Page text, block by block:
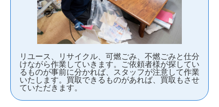
リユース、リサイクル、可燃ごみ、不燃ごみと仕分
けながら作業していきます。ご依頼者様が探してい
るものが事前に分かれば、スタッフが注意して作業
いたします。買取できるものがあれば、買取もさせ
ていただきます。